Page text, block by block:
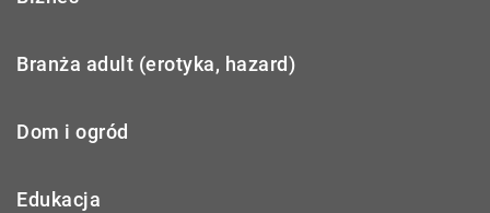
Branża adult (erotyka, hazard)
Dom i ogród
Edukacja